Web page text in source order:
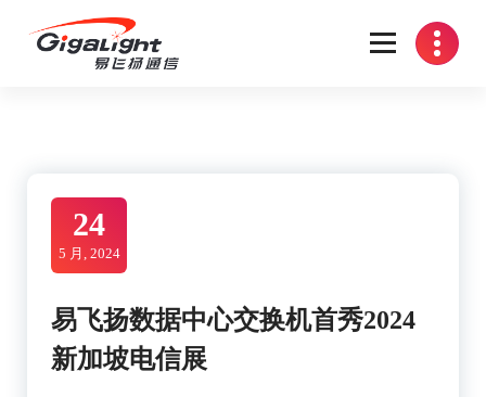
24
5 月, 2024
易飞扬数据中心交换机首秀2024
新加坡电信展